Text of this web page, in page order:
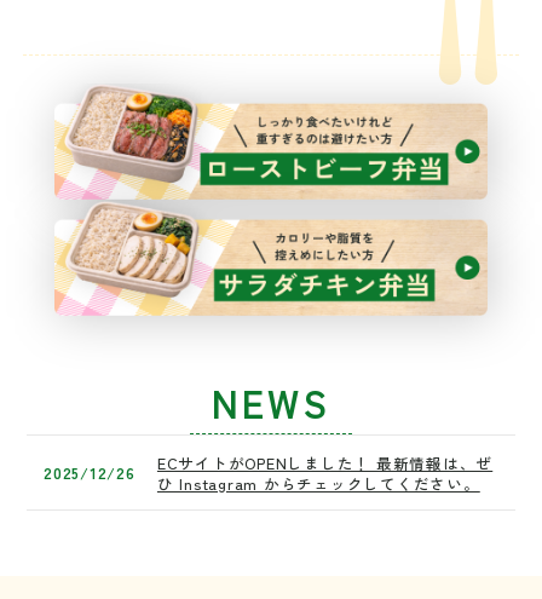
NEWS
2025/12/26
ECサイトがOPENしました！ 最新情報は、ぜ
ひ Instagram からチェックしてください。